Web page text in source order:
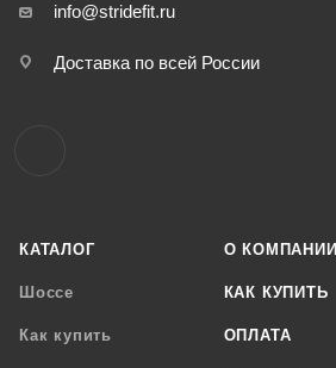
КАТАЛОГ
Шоссе
Как купить
О КОМПАНИИ
КАК КУПИТЬ
ОПЛАТА
info@stridefit.ru
Доставка по всей России